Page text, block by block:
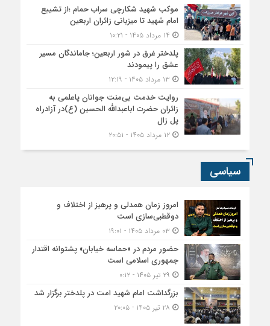
موکب شهید شکارچی سراب حمام ؛از تشییع
امام شهید تا میزبانی زائران اربعین
پلدختر غرق در شور اربعین؛ جاماندگان مسیر
عشق را پیمودند
روایت خدمت بی‌منت جوانان پاعلمی به
زائران حضرت اباعبدالله الحسین (ع)در آزادراه
پل زال
۱۲ مرداد ۱۴۰۵ - ۲۰:۵۱
سیاسی
امروز زمان همدلی و پرهیز از اختلاف و
دوقطبی‌سازی است
حضور مردم در «حماسه خیابان» پشتوانه اقتدار
جمهوری اسلامی است
بزرگداشت امام شهید امت در پلدختر برگزار شد